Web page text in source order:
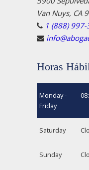
Van Nuys, CA
1 (888)
Horas
Monday -
Friday
Saturday
Sunday